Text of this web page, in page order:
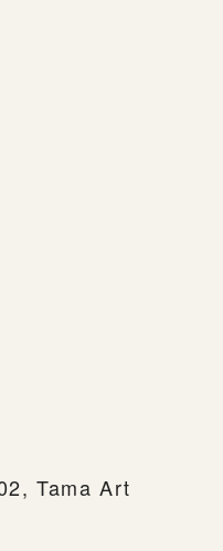
Tama Art